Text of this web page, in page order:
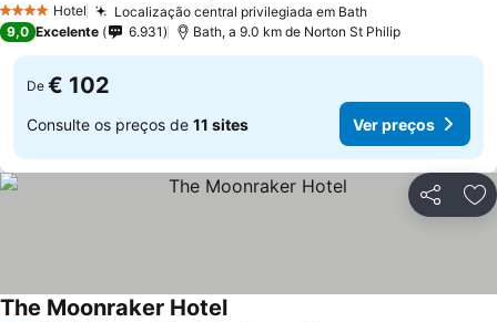
4 EstrelasHotel Localização central privilegiada em Bath
9,0 Excelente 6.931 Bath, a 9.0 km de Norton St Philip
De € 102
Consulte os preços de 11 sites Ver preços
Partilhar
The Moonraker Hotel